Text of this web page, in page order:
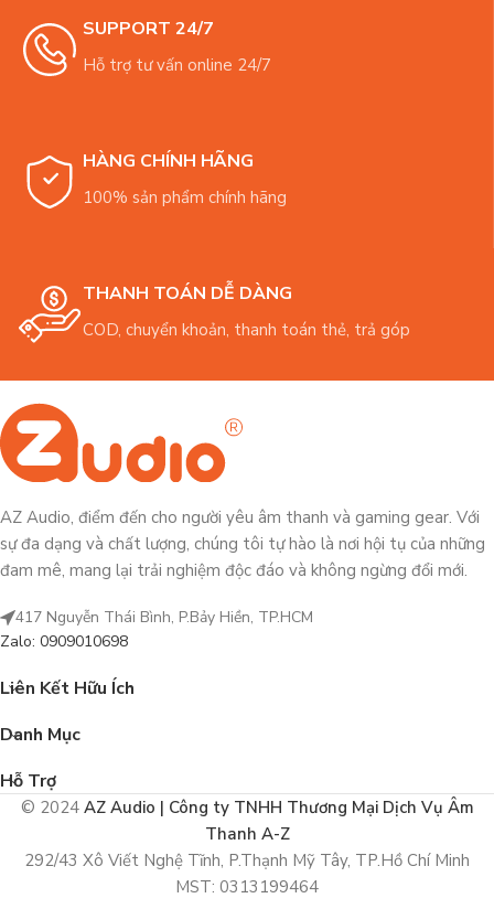
SUPPORT 24/7
Hỗ trợ tư vấn online 24/7
HÀNG CHÍNH HÃNG
100% sản phẩm chính hãng
THANH TOÁN DỄ DÀNG
COD, chuyển khoản, thanh toán thẻ, trả góp
AZ Audio, điểm đến cho người yêu âm thanh và gaming gear. Với
sự đa dạng và chất lượng, chúng tôi tự hào là nơi hội tụ của những
đam mê, mang lại trải nghiệm độc đáo và không ngừng đổi mới.
417 Nguyễn Thái Bình, P.Bảy Hiền, TP.HCM
Zalo: 0909010698
Liên Kết Hữu Ích
Danh Mục
Hỗ Trợ
© 2024 AZ Audio | Công ty TNHH Thương Mại Dịch Vụ Âm
Thanh A-Z
292/43 Xô Viết Nghệ Tĩnh, P.Thạnh Mỹ Tây, TP.Hồ Chí Minh
MST: 0313199464